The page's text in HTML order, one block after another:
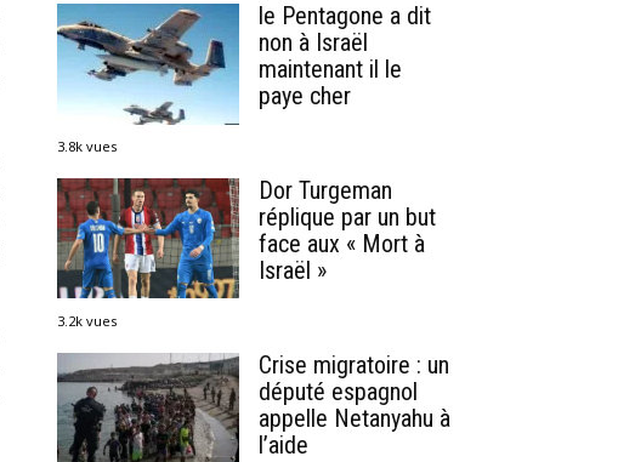
le Pentagone a dit
non à Israël
maintenant il le
paye cher
3.8k vues
Dor Turgeman
réplique par un but
face aux « Mort à
Israël »
3.2k vues
Crise migratoire : un
député espagnol
appelle Netanyahu à
l’aide